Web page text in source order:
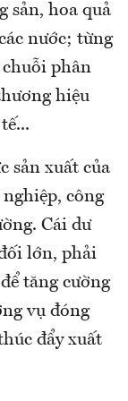
sản, hoa quả
nước; từng
chuỗi phân
hiệu
sản xuất của
công
Cái dư
lớn, phải
tăng cường
vụ đóng
đẩy xuất